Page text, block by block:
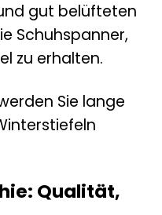
gut belüfteten
Schuhspanner,
zu erhalten.
Sie lange
Qualität,